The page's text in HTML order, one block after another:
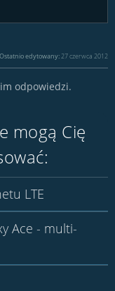
Ostatnio edytowany:27 czerwca 2012
odpowiedzi.
mogą Cię
LTE
Ace - multi-